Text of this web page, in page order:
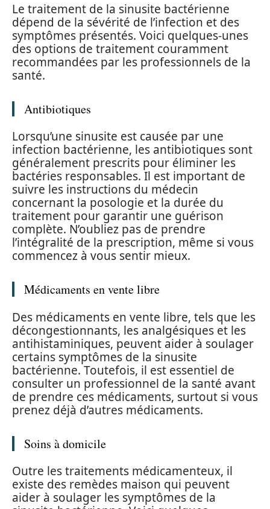
Le traitement de la sinusite bactérienne
dépend de la sévérité de l’infection et des
symptômes présentés. Voici quelques-unes
des options de traitement couramment
recommandées par les professionnels de la
santé.
Antibiotiques
Lorsqu’une sinusite est causée par une
infection bactérienne, les antibiotiques sont
généralement prescrits pour éliminer les
bactéries responsables. Il est important de
suivre les instructions du médecin
concernant la posologie et la durée du
traitement pour garantir une guérison
complète. N’oubliez pas de prendre
l’intégralité de la prescription, même si vous
commencez à vous sentir mieux.
Médicaments en vente libre
Des médicaments en vente libre, tels que les
décongestionnants, les analgésiques et les
antihistaminiques, peuvent aider à soulager
certains symptômes de la sinusite
bactérienne. Toutefois, il est essentiel de
consulter un professionnel de la santé avant
de prendre ces médicaments, surtout si vous
prenez déjà d’autres médicaments.
Soins à domicile
Outre les traitements médicamenteux, il
existe des remèdes maison qui peuvent
aider à soulager les symptômes de la